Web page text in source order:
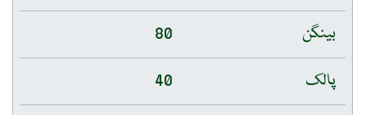
بینگن
80
پالک
40